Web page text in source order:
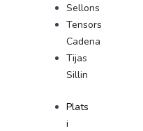
Sellons
Tensors
Cadena
Tijas
Sillin
Plats
i